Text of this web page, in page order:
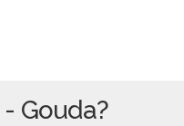
Gouda?